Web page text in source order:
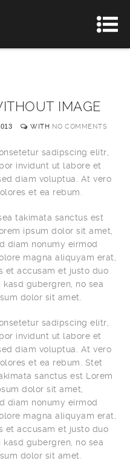
IMAGE
WITH NO COMMENTS
sadipscing elitr,
invidunt ut labore et
diam voluptua. At vero
et ea rebum.
takimata sanctus est
ipsum dolor sit amet,
diam nonumy eirmod
magna aliquyam erat,
et accusam et justo duo
gubergren, no sea
dolor sit amet.
sadipscing elitr,
invidunt ut labore et
diam voluptua. At vero
et ea rebum. Stet
sanctus est Lorem
dolor sit amet,
diam nonumy eirmod
magna aliquyam erat,
et accusam et justo duo
gubergren, no sea
dolor sit amet.